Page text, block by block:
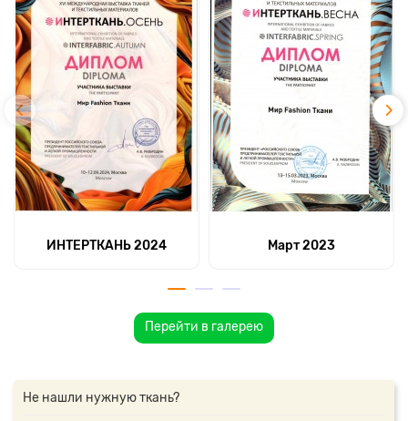
ИНТЕРТКАНЬ 2024 Март 2023
Перейти в галерею
Не нашли нужную ткань?